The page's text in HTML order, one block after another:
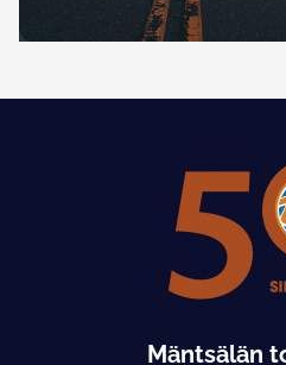
Mäntsälän